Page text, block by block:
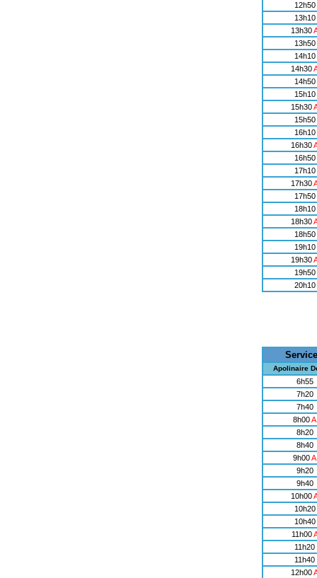
12h50
13h10
13h30
13h50
14h10
14h30
14h50
15h10
15h30
15h50
16h10
16h30
16h50
17h10
17h30
17h50
18h10
18h30
18h50
19h10
19h30
19h50
20h10
Apolinaire
6h55
7h20
7h40
8h00A
8h20
8h40
9h00A
9h20
9h40
10h00
10h20
10h40
11h00
11h20
11h40
12h00